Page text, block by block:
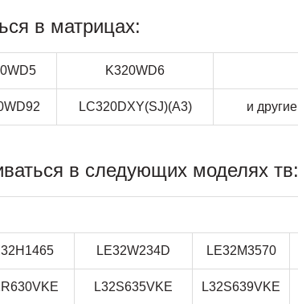
в матрицах:
K320WD6
LC320DXY(SJ)(A3) и другие
в следующих моделях тв:
LE32W234D LE32M3570
L32S635VKE L32S639VKE